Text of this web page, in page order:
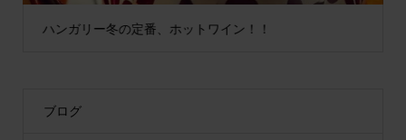
ハンガリー冬の定番、ホットワイン！！
ブログ